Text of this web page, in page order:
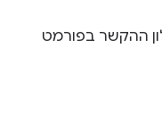
ההקשר בפורמט